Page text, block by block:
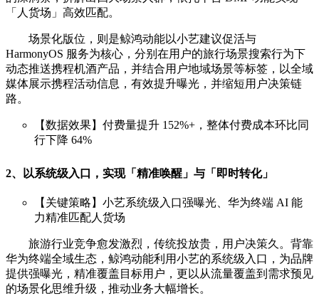
「人货场」高效匹配。
场景化版位，则是鲸鸿动能以小艺建议促活与
HarmonyOS 服务为核心，分别在用户的旅行场景搜索行为下
动态推送携程机酒产品，并结合用户地域场景等标签，以全域
媒体展示携程活动信息，有效提升曝光，并缩短用户决策链
路。
【数据效果】付费量提升 152%+，整体付费成本环比同
行下降 64%
2、以系统级入口，实现「精准唤醒」与「即时转化」
【关键策略】小艺系统级入口强曝光、华为终端 AI 能
力精准匹配人货场
旅游行业竞争愈发激烈，传统投放贵，用户决策久。背靠
华为终端全域生态，鲸鸿动能利用小艺的系统级入口，为品牌
提供强曝光，精准覆盖目标用户，更以从流量覆盖到需求预见
的场景化思维升级，推动业务大幅增长。